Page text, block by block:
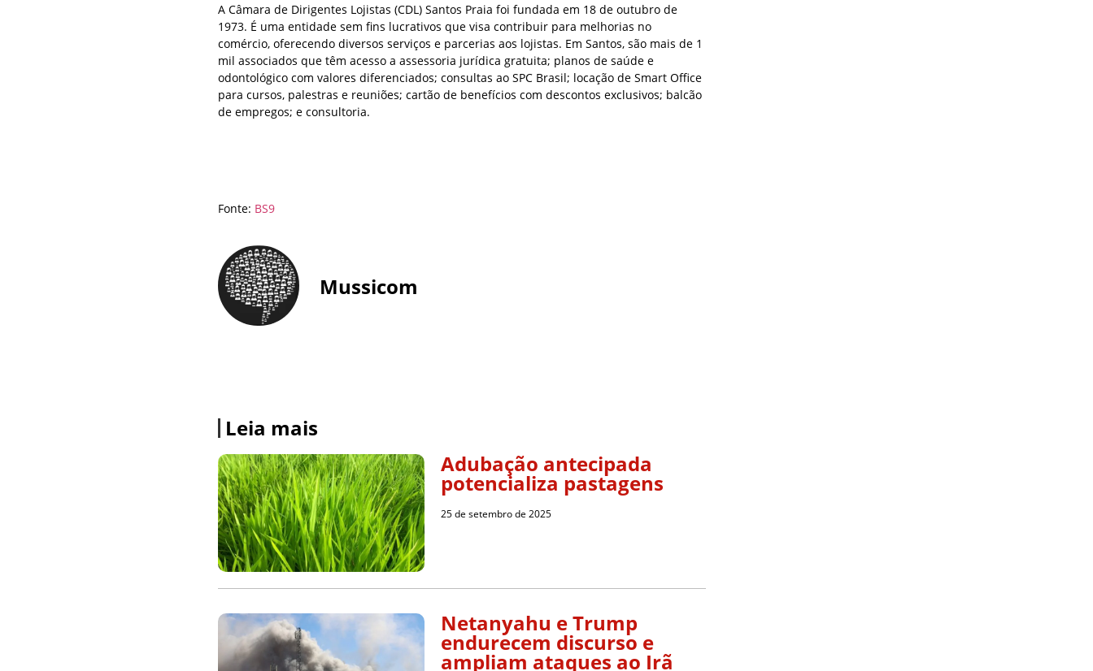
A Câmara de Dirigentes Lojistas (CDL) Santos Praia foi fundada em 18 de outubro de
1973. É uma entidade sem fins lucrativos que visa contribuir para melhorias no
comércio, oferecendo diversos serviços e parcerias aos lojistas. Em Santos, são mais de 1
mil associados que têm acesso a assessoria jurídica gratuita; planos de saúde e
odontológico com valores diferenciados; consultas ao SPC Brasil; locação de Smart Office
para cursos, palestras e reuniões; cartão de benefícios com descontos exclusivos; balcão
de empregos; e consultoria.
Fonte: BS9
Mussicom
Leia mais
Adubação antecipada
potencializa pastagens
25 de setembro de 2025
Netanyahu e Trump
endurecem discurso e
ampliam ataques ao Irã